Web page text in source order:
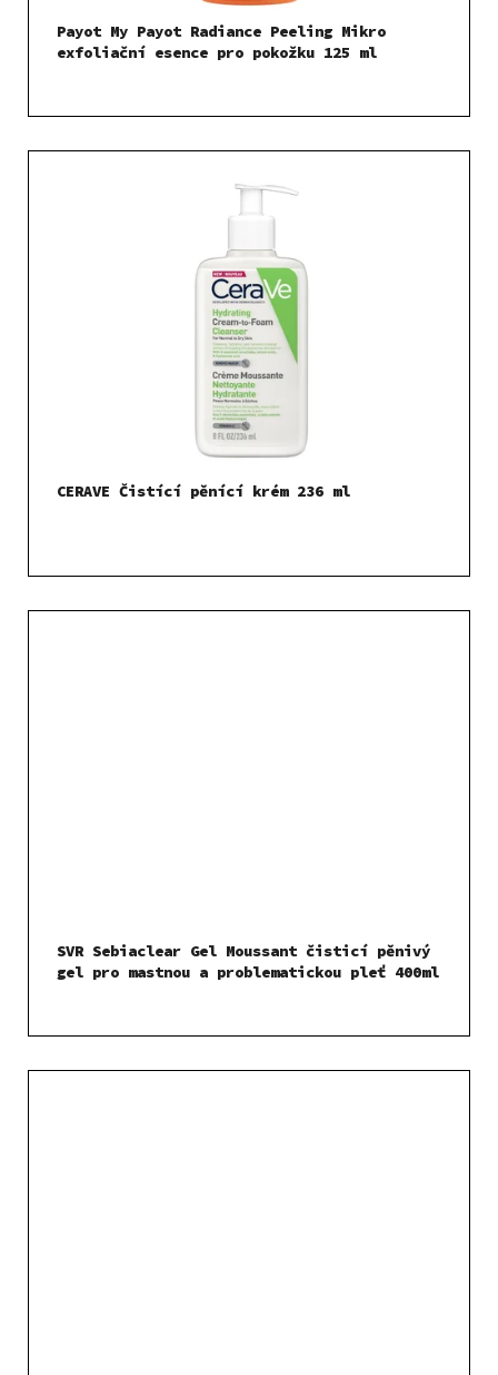
Payot My Payot Radiance Peeling Mikro
exfoliační esence pro pokožku 125 ml
CERAVE Čistící pěnící krém 236 ml
SVR Sebiaclear Gel Moussant čisticí pěnivý
gel pro mastnou a problematickou pleť 400ml